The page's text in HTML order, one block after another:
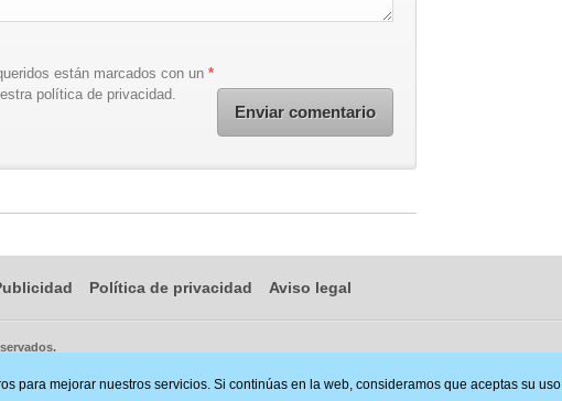
están marcados con un *
política de privacidad.
Política de privacidad Aviso legal
para mejorar nuestros servicios. Si continúas en la web, consideramos que aceptas su uso